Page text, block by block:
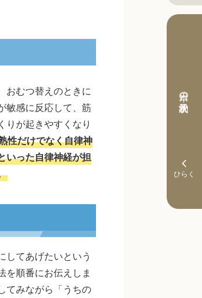
本日の予約状況
おむつ替えのときに
敏感に反応して、筋
りが起きやすくなり
性だけでなく自律神
いった自律神経が担
してあげたいという
を順番にお伝えしま
てみながら「うちの